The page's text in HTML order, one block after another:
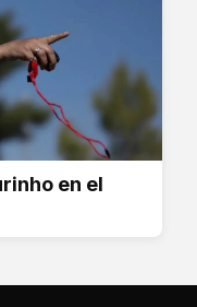
en el